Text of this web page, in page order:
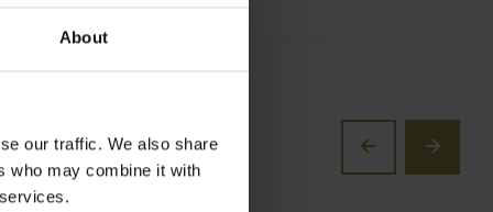
About
our traffic. We also share
who may combine it with